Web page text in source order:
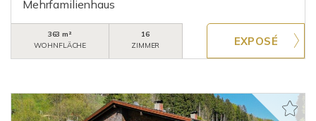
Mehrfamilienhaus
363 m²
WOHNFLÄCHE
16
ZIMMER